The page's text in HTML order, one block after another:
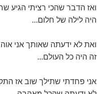
ואז הדבר שהכי רציתי הגיע
היה לילה של חלום...
ואת לא ידעתה שאותך אני
זה היה כל העולם...
אני פחדתי שתילך שוב אז